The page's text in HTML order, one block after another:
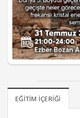
EĞITIM İÇERIĞI